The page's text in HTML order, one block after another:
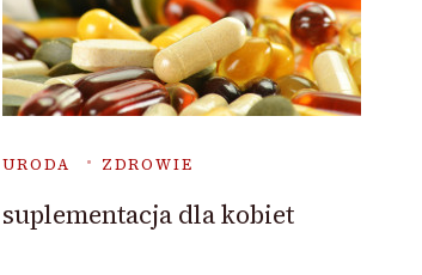
URODA ZDROWIE
suplementacja dla kobiet